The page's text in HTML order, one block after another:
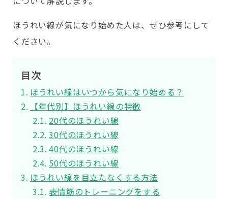
ほうれい線が気になり始めた人は、ぜひ参考にして
ください。
目次
ほうれい線はいつから気になり始める？
【年代別】ほうれい線の特徴
20代のほうれい線
30代のほうれい線
40代のほうれい線
50代のほうれい線
ほうれい線を目立たなくする方法
表情筋のトレーニングをする